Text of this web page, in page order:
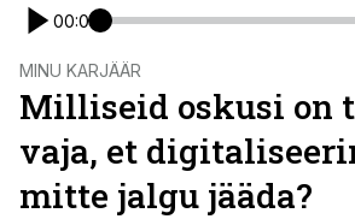
00:00
MINU KARJÄÄR
Milliseid oskusi on
vaja, et
mitte jalgu jääda?